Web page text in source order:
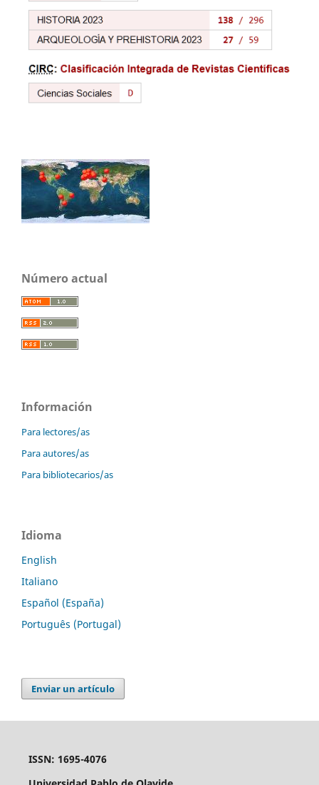
Número actual
Información
Para lectores/as
Para autores/as
Para bibliotecarios/as
Idioma
English
Italiano
Español (España)
Português (Portugal)
Enviar un artículo
ISSN: 1695-4076